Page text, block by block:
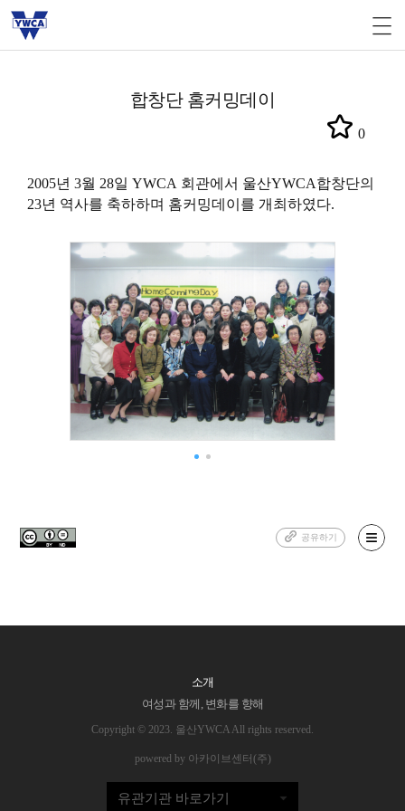
합창단 홈커밍데이
0
2005년 3월 28일 YWCA 회관에서 울산YWCA합창단의
23년 역사를 축하하며 홈커밍데이를 개최하였다.
공유하기
소개
여성과 함께, 변화를 향해
Copyright © 2023. 울산YWCA All rights reserved.
powered by 아카이브센터(주)
유관기관 바로가기